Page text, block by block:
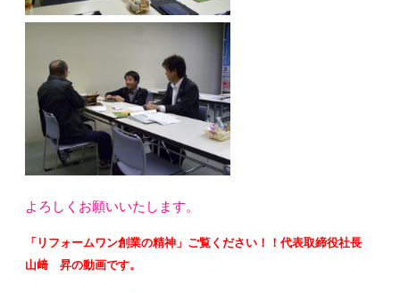
よろしくお願いいたします。
「リフォームワン創業の精神」ご覧ください！！代表取締役社長
山﨑 昇の動画です。